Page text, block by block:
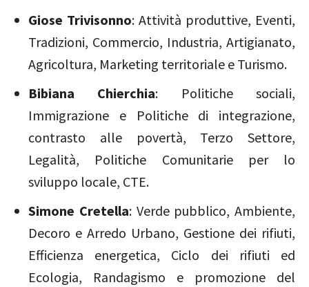
Giose Trivisonno: Attività produttive, Eventi,
Tradizioni, Commercio, Industria, Artigianato,
Agricoltura, Marketing territoriale e Turismo.
Bibiana Chierchia: Politiche sociali,
Immigrazione e Politiche di integrazione,
contrasto alle povertà, Terzo Settore,
Legalità, Politiche Comunitarie per lo
sviluppo locale, CTE.
Simone Cretella: Verde pubblico, Ambiente,
Decoro e Arredo Urbano, Gestione dei rifiuti,
Efficienza energetica, Ciclo dei rifiuti ed
Ecologia, Randagismo e promozione del